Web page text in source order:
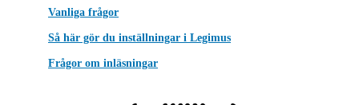
Vanliga frågor
Så här gör du inställningar i Legimus
Frågor om inläsningar